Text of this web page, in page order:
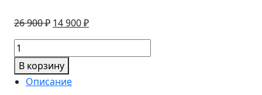
26 900₽ Первоначальная
цена
26
900 ₽.
14 900₽Текущая
цена:
Количество
товара
Розовый
мужской
В корзину
Описание